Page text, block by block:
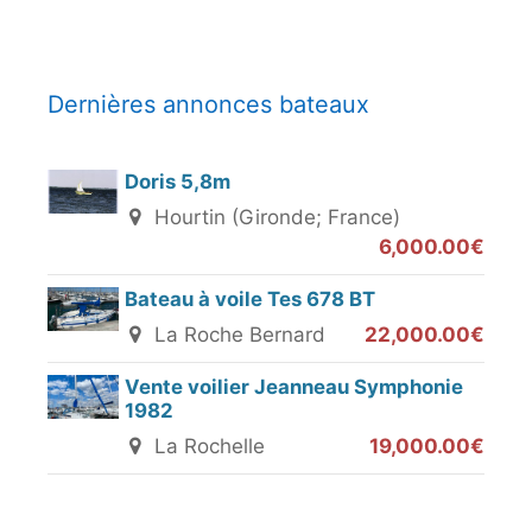
Dernières annonces bateaux
Doris 5,8m
Hourtin (Gironde; France)
6,000.00€
Bateau à voile Tes 678 BT
La Roche Bernard
22,000.00€
Vente voilier Jeanneau Symphonie
1982
La Rochelle
19,000.00€